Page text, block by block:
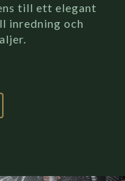
till ett elegant
inredning och